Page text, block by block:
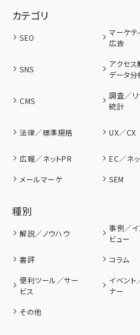
カテゴリ
SEO
マーケテ
広告
SNS
アクセ
データ分
CMS
調査／
統計
法律／標準規格 UX／CX
広報／ネットPR
EC／ネッ
メールマーケ
SEM
種別
解説／ノウハウ
事例／イ
ビュー
書評 コラム
便利ツール／サー
ビス
イベント
ナー
その他